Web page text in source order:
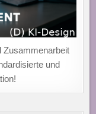
Zusammenarbeit
und